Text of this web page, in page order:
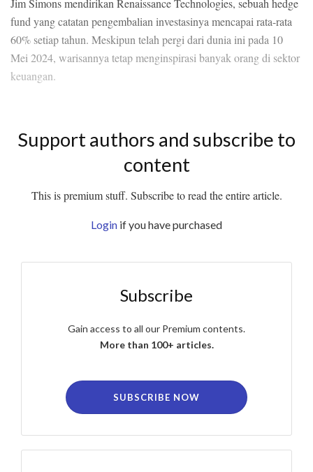
fund yang catatan pengembalian investasinya mencapai rata-rata
60% setiap tahun. Meskipun telah pergi dari dunia ini pada 10
Mei 2024, warisannya tetap menginspirasi banyak orang di sektor
keuangan.
Support authors and subscribe to
content
This is premium stuff. Subscribe to read the entire article.
Login if you have purchased
Subscribe
Gain access to all our Premium contents.
More than 100+ articles.
SUBSCRIBE NOW